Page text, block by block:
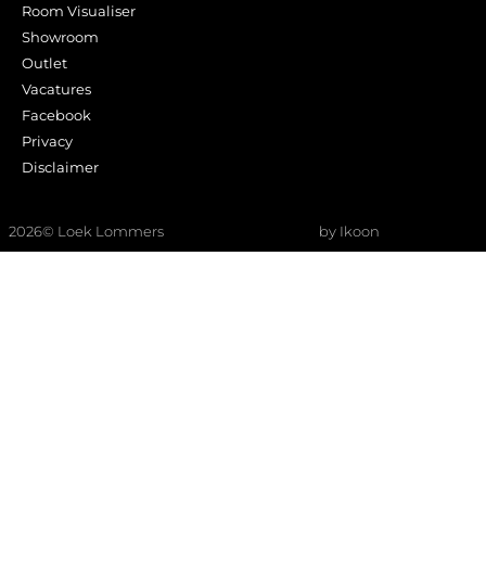
Room Visualiser
Showroom
Outlet
Vacatures
Facebook
Privacy
Disclaimer
2026© Loek Lommers by Ikoon